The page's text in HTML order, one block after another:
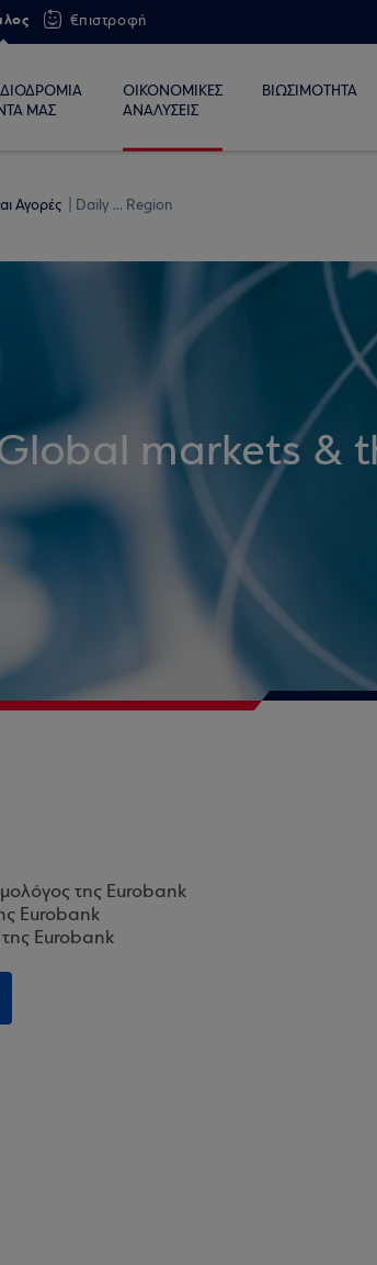
€πιστροφή
ΜΑΣ
ΟΙΚΟΝΟΜΙΚΕΣ
ΑΝΑΛΥΣΕΙΣ
ΒΙΩΣΙΜΟΤΗΤΑ
Αγορές Daily ... Region
markets &
της Eurobank
Eurobank
Eurobank